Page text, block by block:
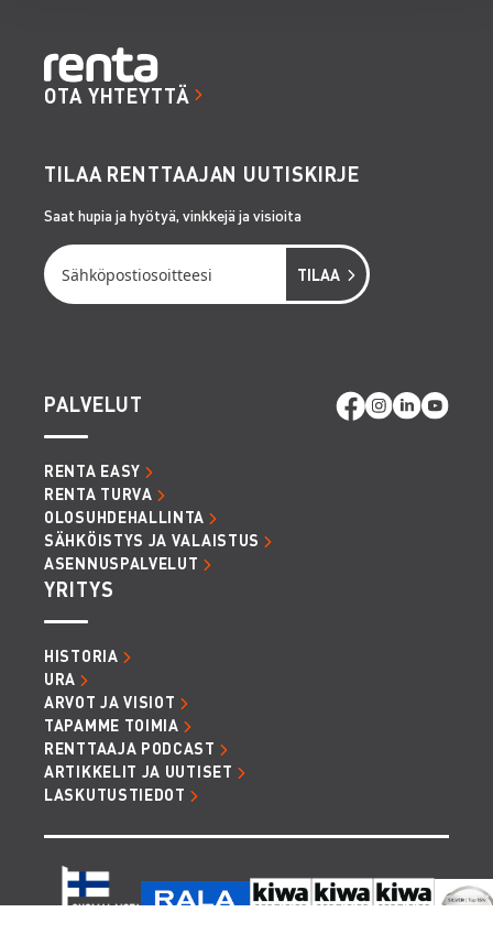
OTA YHTEYTTÄ
TILAA RENTTAAJAN UUTISKIRJE
Saat hupia ja hyötyä, vinkkejä ja visioita
PALVELUT
RENTA EASY
RENTA TURVA
OLOSUHDEHALLINTA
SÄHKÖISTYS JA VALAISTUS
ASENNUSPALVELUT
YRITYS
HISTORIA
URA
ARVOT JA VISIOT
TAPAMME TOIMIA
RENTTAAJA PODCAST
ARTIKKELIT JA UUTISET
LASKUTUSTIEDOT